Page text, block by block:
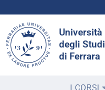
Università
degli Studi
di Ferrara
nel
sito
I CORSI